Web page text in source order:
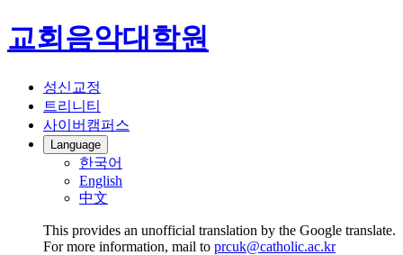
교회음악대학원
성신교정
트리니티
사이버캠퍼스
Language
한국어
English
中文
This provides an unofficial translation by the Google translate.
For more information, mail to prcuk@catholic.ac.kr